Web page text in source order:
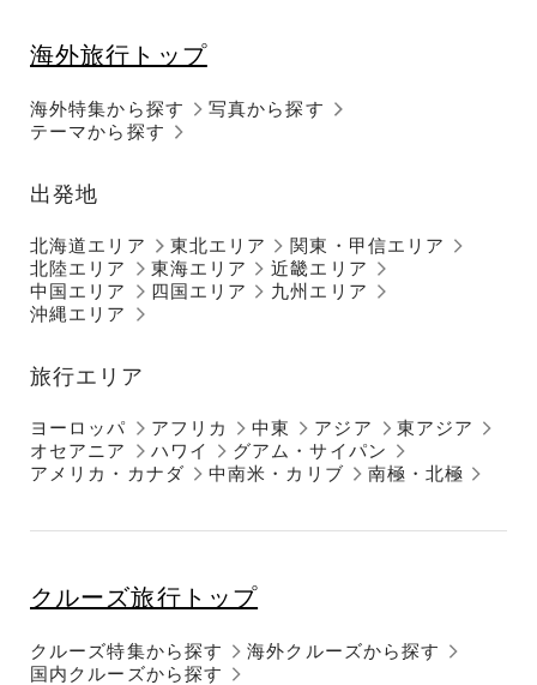
海外旅行トップ
海外特集から探す
テーマから探す
写真から探す
出発地
北海道エリア 東北エリア
関東・甲信エリア
北陸エリア
東海エリア
近畿エリア
中国エリア
四国エリア
九州エリア
沖縄エリア
旅行エリア
ヨーロッパ アフリカ 中東 アジア
東アジア
オセアニア
ハワイ
グアム・サイパン
アメリカ・カナダ
中南米・カリブ 南極・北極
クルーズ旅行トップ
クルーズ特集から探す
国内クルーズから探す
海外クルーズから探す